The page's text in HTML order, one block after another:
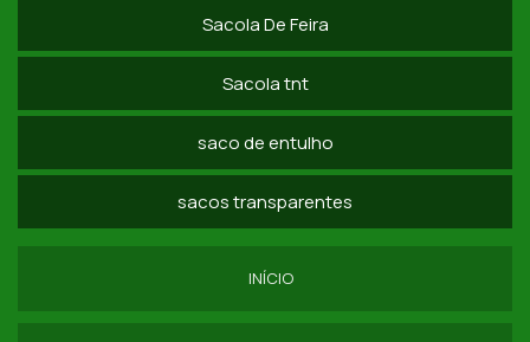
SACOLAS ECOLÓGICAS RÁFIA
COMPRAR SACO DE RAFIA SP
SACOLA DE RAFIA COM ZÍPER SP
SACOLA RAFIA GRANDE SP
Sacola De Feira
Sacola tnt
saco de entulho
sacos transparentes
INÍCIO